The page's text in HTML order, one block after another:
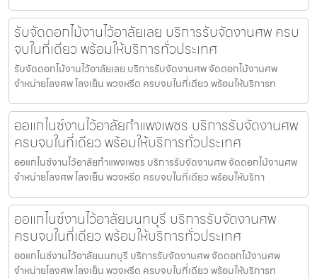
รับจัดดอกไม้งานไว้อาลัยเลย บริการรับจัดงานศพ ครบ
จบในที่เดียว พร้อมให้บริการทั่วประเทศ
รับจัดดอกไม้งานไว้อาลัยเลย บริการรับจัดงานศพ จัดดอกไม้งานศพ
จำหน่ายโลงศพ โลงเย็น พวงหรีด ครบจบในที่เดียว พร้อมให้บริการท
ออแกไนซ์งานไว้อาลัยกำแพงเพชร บริการรับจัดงานศพ
ครบจบในที่เดียว พร้อมให้บริการทั่วประเทศ
ออแกไนซ์งานไว้อาลัยกำแพงเพชร บริการรับจัดงานศพ จัดดอกไม้งานศพ
จำหน่ายโลงศพ โลงเย็น พวงหรีด ครบจบในที่เดียว พร้อมให้บริกา
ออแกไนซ์งานไว้อาลัยนนทบุรี บริการรับจัดงานศพ
ครบจบในที่เดียว พร้อมให้บริการทั่วประเทศ
ออแกไนซ์งานไว้อาลัยนนทบุรี บริการรับจัดงานศพ จัดดอกไม้งานศพ
จำหน่ายโลงศพ โลงเย็น พวงหรีด ครบจบในที่เดียว พร้อมให้บริการท